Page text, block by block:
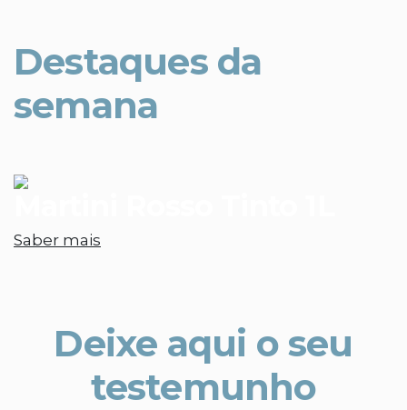
Destaques da
semana
Saber mais
Deixe aqui o seu
testemunho